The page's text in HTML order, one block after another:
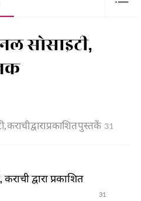
सोसाइटी,
द्वारा प्रकाशित पुस्तकें 31
द्वारा प्रकाशित
31